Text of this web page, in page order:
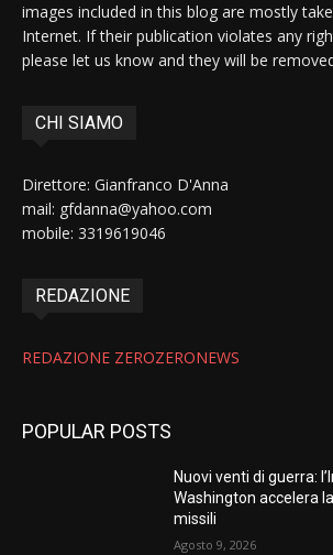
images included in this blog are mostly
Internet. If their publication violates any
please let us know and they will be
CHI SIAMO
Direttore: Gianfranco D'Anna
mail: gfdanna@yahoo.com
mobile: 3319619046
REDAZIONE
REDAZIONE ZEROZERONEWS
POPULAR POSTS
Nuovi venti di guerra:
Washington accelera
missili
Agosto 9, 2026